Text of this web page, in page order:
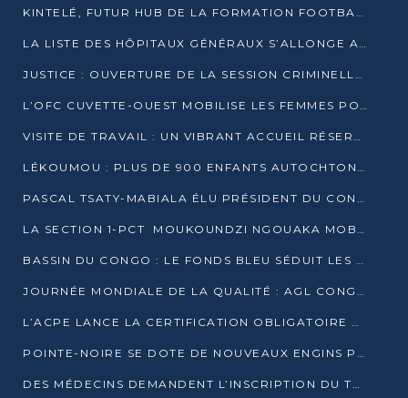
KINTELÉ, FUTUR HUB DE LA FORMATION FOOTBALLISTIQUE AFRICAINE ?
LA LISTE DES HÔPITAUX GÉNÉRAUX S’ALLONGE AU CONGO
JUSTICE : OUVERTURE DE LA SESSION CRIMINELLE À BRAZZAVILLE AVEC 52 DOSSIERS AU RÔLE
L’OFC CUVETTE-OUEST MOBILISE LES FEMMES POUR ACCUEILLIR LE PRÉSIDENT DE LA RÉPUBLIQUE
VISITE DE TRAVAIL : UN VIBRANT ACCUEIL RÉSERVÉ À DENIS SASSOU-N’GUESSO PAR L’ASSOCIATION « LES AMIS DE WOMO »
LÉKOUMOU : PLUS DE 900 ENFANTS AUTOCHTONES REÇOIVENT DES KITS SCOLAIRES GRÂCE À L’ESPACE OPOKO
PASCAL TSATY-MABIALA ÉLU PRÉSIDENT DU CONSEIL NATIONAL DE L’UPADS
LA SECTION 1-PCT MOUKOUNDZI NGOUAKA MOBILISE 100 000 FCFA POUR LE 6ᵉ CONGRÈS DU PARTI
BASSIN DU CONGO : LE FONDS BLEU SÉDUIT LES BAILLEURS À BELÉM
JOURNÉE MONDIALE DE LA QUALITÉ : AGL CONGO FORME ET SENSIBILISE LES JEUNES TALENTS
L’ACPE LANCE LA CERTIFICATION OBLIGATOIRE DES CONTRATS DE TRAVAIL DES TRANSPORTEURS
POINTE-NOIRE SE DOTE DE NOUVEAUX ENGINS POUR L’ASSAINISSEMENT ET L’ENTRETIEN ROUTIER
DES MÉDECINS DEMANDENT L’INSCRIPTION DU TRAITEMENT DU PIED-BOT DANS LES CURSUS UNIVERSITAIRES